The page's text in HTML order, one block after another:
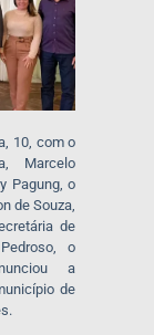
10, com o
Marcelo
Pagung, o
de Souza,
de
o
a
de